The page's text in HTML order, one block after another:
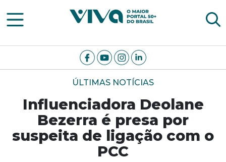
Viva Notícias
ÚLTIMAS NOTÍCIAS
Influenciadora Deolane
Bezerra é presa por
suspeita de ligação com o
PCC